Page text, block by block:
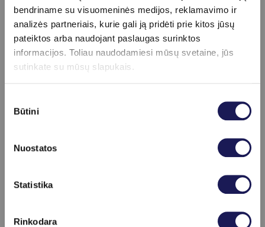
bendriname su visuomeninės medijos, reklamavimo ir
analizės partneriais, kurie gali ją pridėti prie kitos jūsų
pateiktos arba naudojant paslaugas surinktos
informacijos. Toliau naudodamiesi mūsų svetaine, jūs
sutinkate su mūsų slapukais.
pasirinkimas
Būtini
Nuostatos
Statistika
Rinkodara
nepasisekus galima niekada
nebevaikščioti“ – kalbėjo specialistas
Vainius Petrauskas.
„Redcord“ – sparčiai
populiarėjanti, puikiai
įvertinta kineziterapinė
mankšta
Šiandien daugiau nei 90 proc. Norvegijos
„Redcord“ įrangą. Ši metodika taikoma